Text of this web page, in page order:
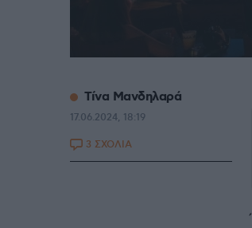
Τίνα Μανδηλαρά
17.06.2024, 18:19
3 ΣΧΟΛΙΑ